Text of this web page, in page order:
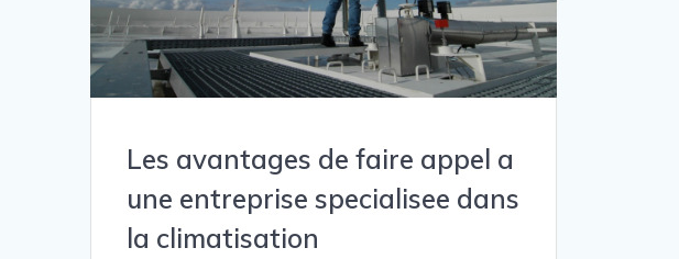
Les avantages de faire appel a
une entreprise specialisee dans
la climatisation